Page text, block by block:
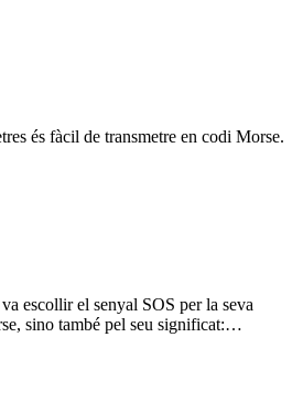
és fàcil de transmetre en codi Morse.
escollir el senyal SOS per la seva
sino també pel seu significat:…